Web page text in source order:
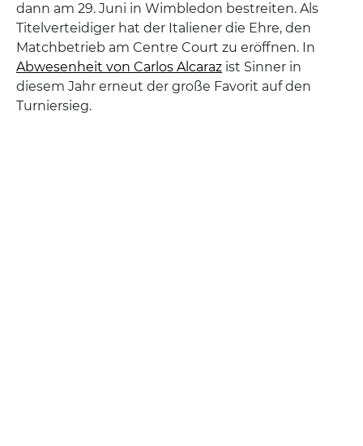
dann am 29. Juni in Wimbledon bestreiten. Als
Titelverteidiger hat der Italiener die Ehre, den
Matchbetrieb am Centre Court zu eröffnen. In
Abwesenheit von Carlos Alcaraz ist Sinner in
diesem Jahr erneut der große Favorit auf den
Turniersieg.